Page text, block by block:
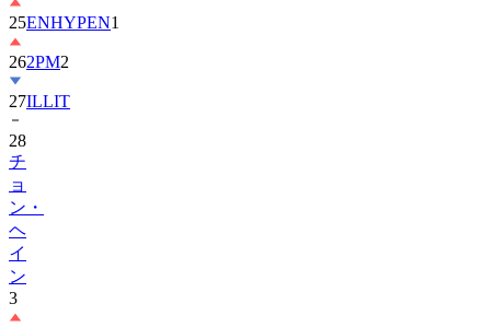
262PM2
27ILLIT
28
チ
ョ
ン・
ヘ
イ
ン
3
29